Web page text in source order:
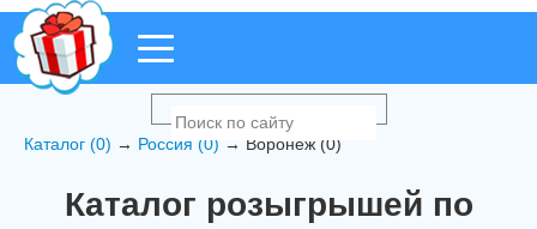
Каталог (0) → Россия (0) → Воронеж (0)
Каталог розыгрышей по